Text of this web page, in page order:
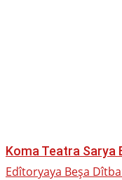
Koma Teatra Sarya
Edîtoryaya Beşa